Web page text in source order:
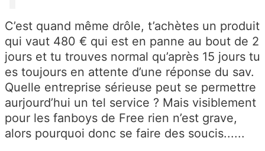
C’est quand même drôle, t’achètes un produit
qui vaut 480 € qui est en panne au bout de 2
jours et tu trouves normal qu’après 15 jours tu
es toujours en attente d’une réponse du sav.
Quelle entreprise sérieuse peut se permettre
aurjourd’hui un tel service ? Mais visiblement
pour les fanboys de Free rien n’est grave,
alors pourquoi donc se faire des soucis......